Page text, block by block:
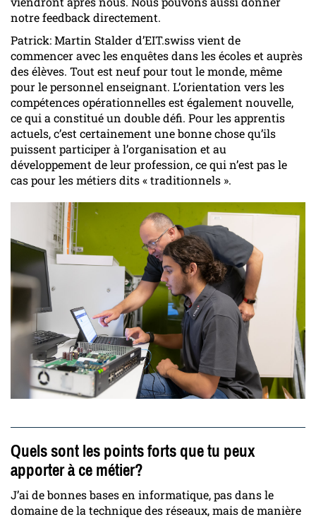
notre feedback directement.
Patrick: Martin Stalder d’EIT.swiss vient de
commencer avec les enquêtes dans les écoles et auprès
des élèves. Tout est neuf pour tout le monde, même
pour le personnel enseignant. L’orientation vers les
compétences opérationnelles est également nouvelle,
ce qui a constitué un double défi. Pour les apprentis
actuels, c’est certainement une bonne chose qu’ils
puissent participer à l’organisation et au
développement de leur profession, ce qui n’est pas le
cas pour les métiers dits « traditionnels ».
Quels sont les points forts que tu peux
apporter à ce métier?
J’ai de bonnes bases en informatique, pas dans le
domaine de la technique des réseaux, mais de manière